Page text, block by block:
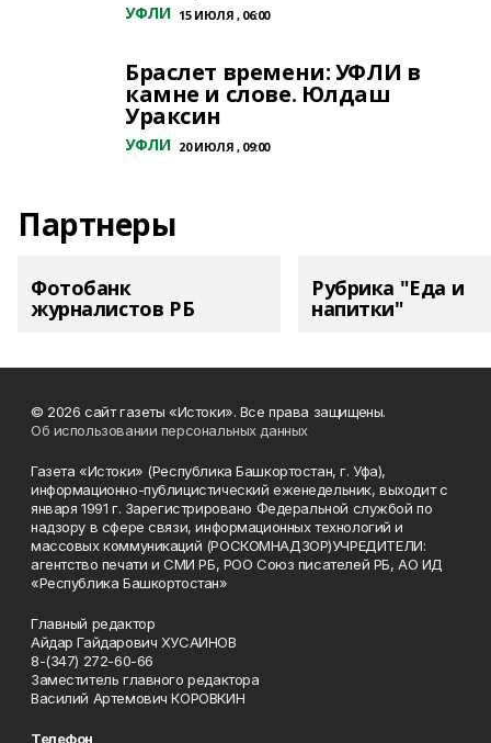
УФЛИ 15 ИЮЛЯ , 06:00
Браслет времени: УФЛИ в
камне и слове. Юлдаш
Ураксин
УФЛИ 20 ИЮЛЯ , 09:00
Партнеры
Фотобанк
журналистов РБ
Рубрика "Еда и
напитки"
© 2026 сайт газеты «Истоки». Все права защищены.
Об использовании персональных данных
Газета «Истоки» (Республика Башкортостан, г. Уфа),
информационно-публицистический еженедельник, выходит с
января 1991 г. Зарегистрировано Федеральной службой по
надзору в сфере связи, информационных технологий и
массовых коммуникаций (РОСКОМНАДЗОР)УЧРЕДИТЕЛИ:
агентство печати и СМИ РБ, РОО Союз писателей РБ, АО ИД
«Республика Башкортостан»
Главный редактор
Айдар Гайдарович ХУСАИНОВ
8-(347) 272-60-66
Заместитель главного редактора
Василий Артемович КОРОВКИН
Телефон